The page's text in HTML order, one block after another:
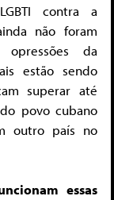
contra a
não foram
opressões da
estão sendo
superar até
povo cubano
outro país no
essas